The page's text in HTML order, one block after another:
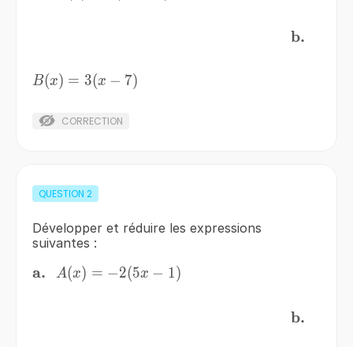
\bf{b.}
b.
B(x)=3(x-
B(x) = 3(x − 7)
CORRECTION
QUESTION 2
Développer et réduire les expressions
suivantes :
\bf{a.}
a. \,
A(x)=-2(5x-
A(x) = −2(5x − 1)
\bf{b.}
b.